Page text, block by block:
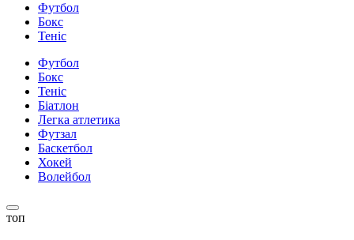
Футбол
Бокс
Теніс
Футбол
Бокс
Теніс
Біатлон
Легка атлетика
Футзал
Баскетбол
Хокей
Волейбол
топ